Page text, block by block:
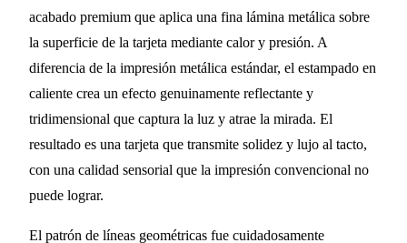
acabado premium que aplica una fina lámina metálica sobre
la superficie de la tarjeta mediante calor y presión. A
diferencia de la impresión metálica estándar, el estampado en
caliente crea un efecto genuinamente reflectante y
tridimensional que captura la luz y atrae la mirada. El
resultado es una tarjeta que transmite solidez y lujo al tacto,
con una calidad sensorial que la impresión convencional no
puede lograr.
El patrón de líneas geométricas fue cuidadosamente